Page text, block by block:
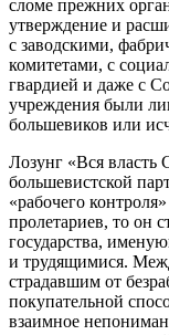
сломе прежних
утверждение и
с заводскими,
комитетами, с
гвардией и даже с
учреждения были
большевиков или
Лозунг «Вся власть
большевистской
«рабочего
пролетариев, то он
государства,
и трудящимися.
страдавшим от
покупательной
взаимное